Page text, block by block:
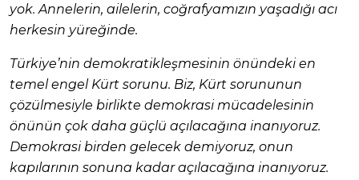
yok. Annelerin, ailelerin, coğrafyamızın yaşadığı acı
herkesin yüreğinde.
Türkiye’nin demokratikleşmesinin önündeki en
temel engel Kürt sorunu. Biz, Kürt sorununun
çözülmesiyle birlikte demokrasi mücadelesinin
önünün çok daha güçlü açılacağına inanıyoruz.
Demokrasi birden gelecek demiyoruz, onun
kapılarının sonuna kadar açılacağına inanıyoruz.